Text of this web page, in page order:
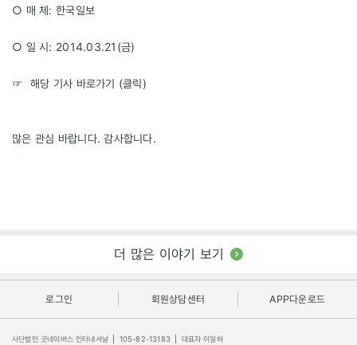
○ 매 체: 한국일보
○ 일 시: 2014.03.21(금)
☞ 해당 기사 바로가기 (클릭)
많은 관심 바랍니다. 감사합니다.
더 많은 이야기 보기
로그인 회원상담센터 APP다운로드
사단법인 굿네이버스 인터내셔날 105-82-13183 대표자 이일하